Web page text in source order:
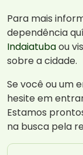
Para mais
dependência
Indaiatubaou
sobre a cidade.
Se você ou um
hesite em
Estamos
na busca pela